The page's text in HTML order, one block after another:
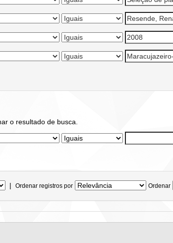
o resultado de busca.
| Ordenar registros por Ordenar